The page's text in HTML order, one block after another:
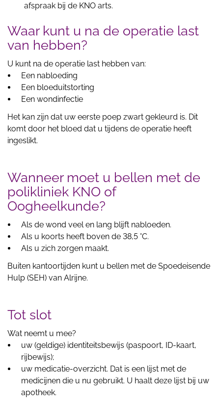
afspraak bij de KNO arts.
Waar kunt u na de operatie last
van hebben?
U kunt na de operatie last hebben van:
Een nabloeding
Een bloeduitstorting
Een wondinfectie
Het kan zijn dat uw eerste poep zwart gekleurd is. Dit
komt door het bloed dat u tijdens de operatie heeft
ingeslikt.
Wanneer moet u bellen met de
polikliniek KNO of
Oogheelkunde?
Als de wond veel en lang blijft nabloeden.
Als u koorts heeft boven de 38,5 °C.
Als u zich zorgen maakt.
Buiten kantoortijden kunt u bellen met de Spoedeisende
Hulp (SEH) van Alrijne.
Tot slot
Wat neemt u mee?
uw (geldige) identiteitsbewijs (paspoort, ID-kaart,
rijbewijs);
uw medicatie-overzicht. Dat is een lijst met de
medicijnen die u nu gebruikt. U haalt deze lijst bij uw
apotheek.